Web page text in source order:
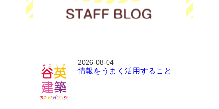
2026-08-04
情報をうまく活用すること